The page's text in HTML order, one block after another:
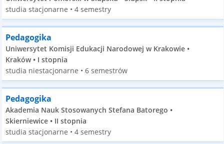
studia stacjonarne • 4 semestry
Pedagogika
Uniwersytet Komisji Edukacji Narodowej w Krakowie •
Kraków • I stopnia
studia niestacjonarne • 6 semestrów
Pedagogika
Akademia Nauk Stosowanych Stefana Batorego •
Skierniewice • II stopnia
studia stacjonarne • 4 semestry